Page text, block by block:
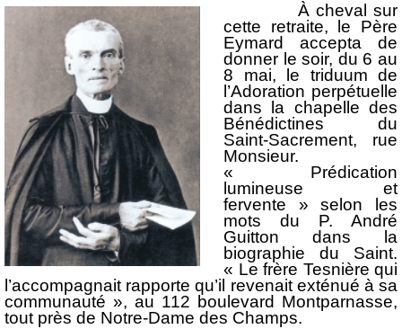
À cheval sur
cette retraite, le Père
Eymard accepta de
donner le soir, du 6 au
8 mai, le triduum de
l’Adoration perpétuelle
dans la chapelle des
Bénédictines du
Saint-Sacrement, rue
Monsieur.
« Prédication
lumineuse et
fervente » selon les
mots du P. André
Guitton dans la
biographie du Saint.
« Le frère Tesnière qui
l’accompagnait rapporte qu’il revenait exténué à sa
communauté », au 112 boulevard Montparnasse,
tout près de Notre-Dame des Champs.